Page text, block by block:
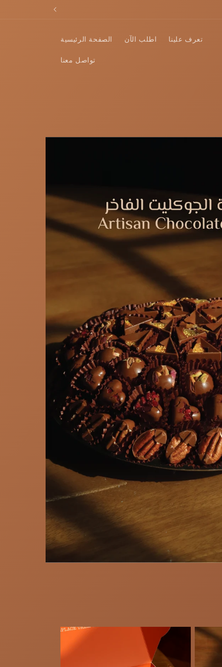
الصفحة الرئيسية اطلب الآن تعرف علينا
تواصل معنا